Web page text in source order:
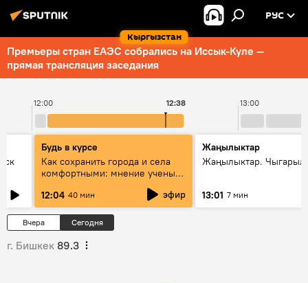
Кыргызстан
РУС
Премьеры стран ЕАЭС собрались на Иссык-Куле —
прямая трансляция заседания
12:00 13:00
12:38
Будь в курсе
Как сохранить города и села
комфортными: мнение ученых
12:04 40 мин эфир
Жаңылыктар
Жаңылыктар.
13:01 7 мин
Вчера Сегодня
г. Бишкек 89.3